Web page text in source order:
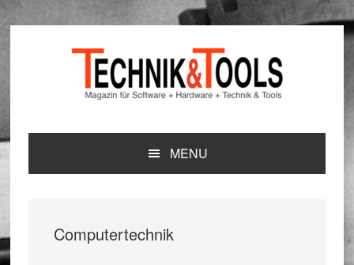
Zur
Hauptnavigation
Zum
Inhalt
Zur
Seitenspalte
MENU
Computertechnik